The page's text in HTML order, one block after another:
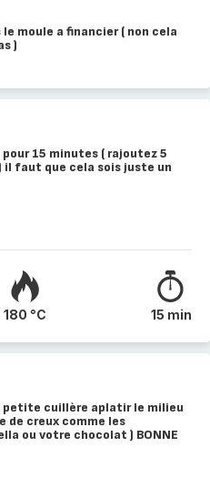
moule a financier ( non cela
)
15 minutes ( rajoutez 5
faut que cela sois juste un
180 °C 15 min
petite cuillère aplatir le milieu
de creux comme les
ou votre chocolat ) BONNE